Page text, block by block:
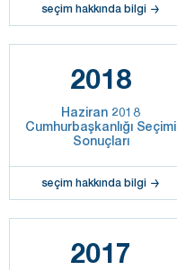
seçim hakkında bilgi
2018
Haziran 2018
Cumhurbaşkanlığı Seçimi
Sonuçları
seçim hakkında bilgi
2017